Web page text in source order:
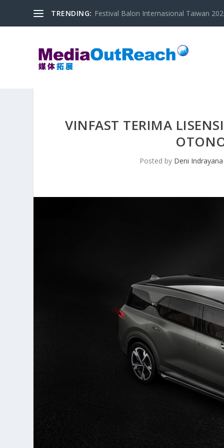
TRENDING: Festival Balon Internasional Taiwan
VINFAST TERIMA
Posted by Deni Indrayana